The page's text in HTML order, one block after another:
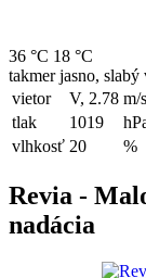
36 °C 18 °C
takmer jasno,
vietor
V, 2.78 m/s
tlak
1019
vlhkosť 20 %
Revia -
nadácia